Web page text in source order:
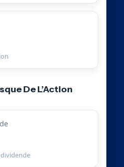
De L’Action